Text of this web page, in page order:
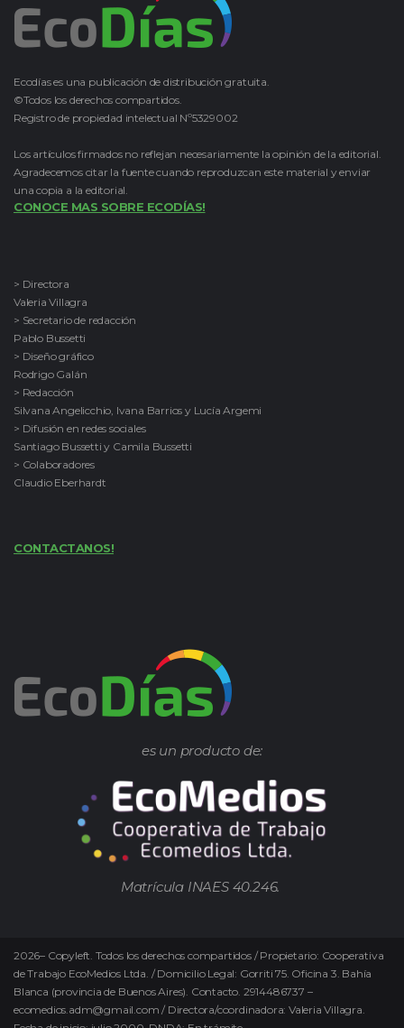
Ecodías es una publicación de distribución gratuita.
©Todos los derechos compartidos.
Registro de propiedad intelectual Nº5329002
Los artículos firmados no reflejan necesariamente la opinión de la editorial.
Agradecemos citar la fuente cuando reproduzcan este material y enviar
una copia a la editorial.
CONOCE MAS SOBRE ECODÍAS!
> Directora
Valeria Villagra
> Secretario de redacción
Pablo Bussetti
> Diseño gráfico
Rodrigo Galán
> Redacción
Silvana Angelicchio, Ivana Barrios y Lucía Argemi
> Difusión en redes sociales
Santiago Bussetti y Camila Bussetti
> Colaboradores
Claudio Eberhardt
CONTACTANOS!
es un producto de:
Matrícula INAES 40.246.
2026– Copyleft. Todos los derechos compartidos / Propietario: Cooperativa
de Trabajo EcoMedios Ltda. / Domicilio Legal: Gorriti 75. Oficina 3. Bahía
Blanca (provincia de Buenos Aires). Contacto. 2914486737 –
ecomedios.adm@gmail.com / Directora/coordinadora: Valeria Villagra.